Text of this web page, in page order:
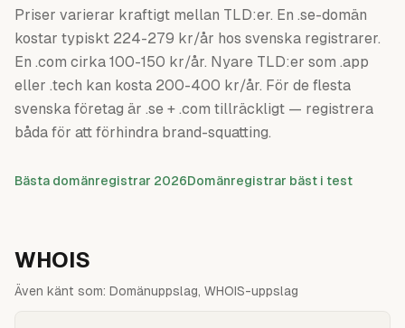
Priser varierar kraftigt mellan TLD:er. En .se-domän
kostar typiskt 224-279 kr/år hos svenska registrarer.
En .com cirka 100-150 kr/år. Nyare TLD:er som .app
eller .tech kan kosta 200-400 kr/år. För de flesta
svenska företag är .se + .com tillräckligt — registrera
båda för att förhindra brand-squatting.
Bästa domänregistrar 2026Domänregistrar bäst i test
WHOIS
Även känt som: Domänuppslag, WHOIS-uppslag